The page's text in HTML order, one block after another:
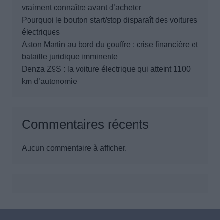
vraiment connaître avant d’acheter
Pourquoi le bouton start/stop disparaît des voitures
électriques
Aston Martin au bord du gouffre : crise financière et
bataille juridique imminente
Denza Z9S : la voiture électrique qui atteint 1100
km d’autonomie
Commentaires récents
Aucun commentaire à afficher.